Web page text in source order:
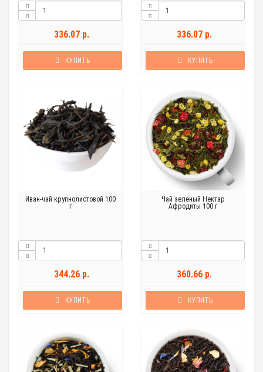
336.07 р.
КУПИТЬ
336.07 р.
КУПИТЬ
Иван-чай крупнолистовой 100
г
344.26 р.
КУПИТЬ
Чай зеленый Нектар
Афродиты 100 г
360.66 р.
КУПИТЬ